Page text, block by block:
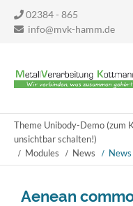
02384 - 865
info@mvk-hamm.de
Theme Unibody-Demo (zum
unsichtbar schalten!)
Modules
News
Aenean